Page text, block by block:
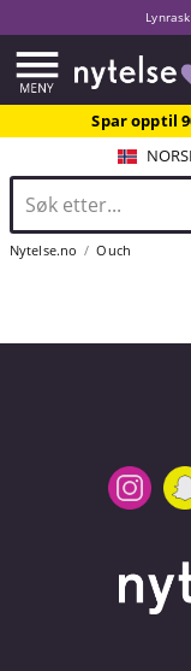
Spar opptil
Nytelse.no Ouch